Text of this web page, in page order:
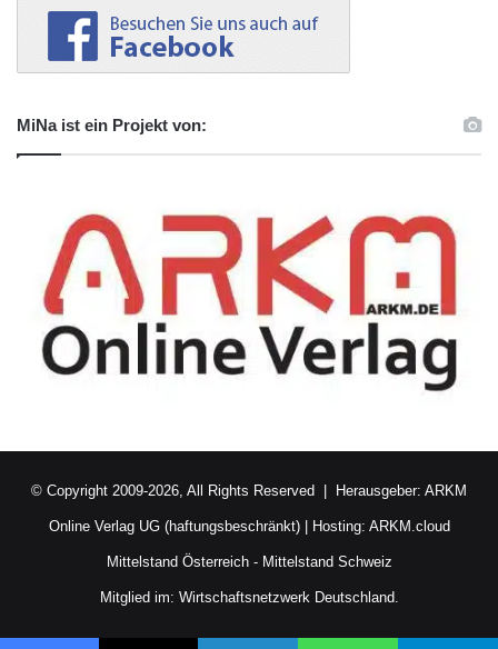
MiNa ist ein Projekt von:
© Copyright 2009-2026, All Rights Reserved | Herausgeber: ARKM
Online Verlag UG (haftungsbeschränkt)| Hosting: ARKM.cloud
Mittelstand Österreich- Mittelstand Schweiz
Mitglied im: Wirtschaftsnetzwerk Deutschland.